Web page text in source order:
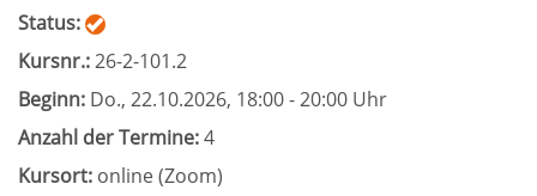
Status:
Kursnr.:26-2-101.2
Beginn: Do., 22.10.2026, 18:00 - 20:00 Uhr
Anzahl der Termine:4
Kursort: online (Zoom)